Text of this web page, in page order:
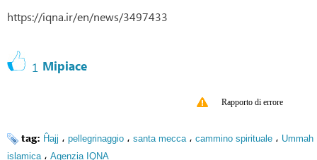
https://iqna.ir/en/news/3497433
1 Mipiace
Rapporto di errore
tag: Ĥajj ، pellegrinaggio ، santa mecca ، cammino spirituale ، Ummah
islamica ، Agenzia IQNA